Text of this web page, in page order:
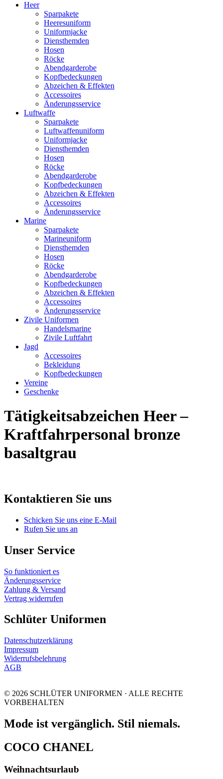
Heer
Sparpakete
Heeresuniform
Uniformjacke
Diensthemden
Hosen
Röcke
Abendgarderobe
Kopfbedeckungen
Abzeichen & Effekten
Accessoires
Änderungsservice
Luftwaffe
Sparpakete
Luftwaffenuniform
Uniformjacke
Diensthemden
Hosen
Röcke
Abendgarderobe
Kopfbedeckungen
Abzeichen & Effekten
Accessoires
Änderungsservice
Marine
Sparpakete
Marineuniform
Diensthemden
Hosen
Röcke
Abendgarderobe
Kopfbedeckungen
Abzeichen & Effekten
Accessoires
Änderungsservice
Zivile Uniformen
Handelsmarine
Zivile Luftfahrt
Jagd
Accessoires
Bekleidung
Kopfbedeckungen
Vereine
Geschenke
Tätigkeitsabzeichen Heer –
Kraftfahrpersonal bronze
basaltgrau
Kontaktieren Sie uns
Schicken Sie uns eine E-Mail
Rufen Sie uns an
Unser Service
So funktioniert es
Änderungsservice
Zahlung & Versand
Vertrag widerrufen
Schlüter Uniformen
Datenschutzerklärung
Impressum
Widerrufsbelehrung
AGB
© 2026 SCHLÜTER UNIFORMEN · ALLE RECHTE
VORBEHALTEN
Mode ist vergänglich. Stil niemals.
COCO CHANEL
Weihnachtsurlaub